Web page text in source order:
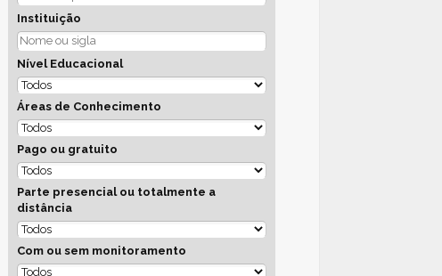
Instituição
Nível Educacional
Áreas de Conhecimento
Pago ou gratuito
Parte presencial ou totalmente a
distância
Com ou sem monitoramento